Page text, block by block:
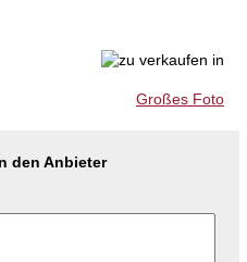
Großes Foto
den Anbieter